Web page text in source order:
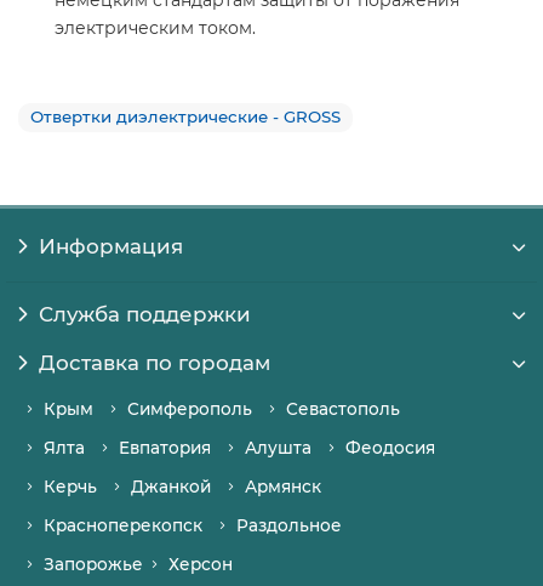
электрическим током.
Отвертки диэлектрические - GROSS
Информация
Служба поддержки
Доставка по городам
Крым Симферополь
Севастополь
Ялта
Евпатория Алушта
Феодосия
Керчь
Джанкой
Армянск
Красноперекопск
Раздольное
Запорожье
Херсон